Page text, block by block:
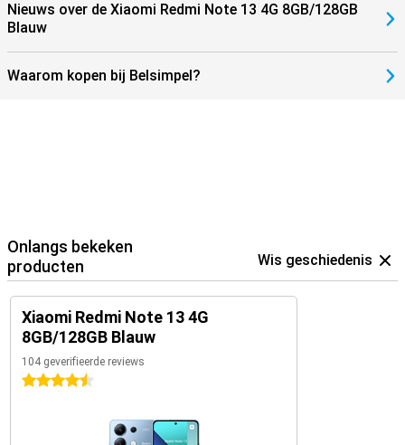
Nieuws over de Xiaomi Redmi Note 13 4G 8GB/128GB
Blauw
Waarom kopen bij Belsimpel?
Onlangs bekeken
producten
Wis geschiedenis
Xiaomi Redmi Note 13 4G
8GB/128GB Blauw
104 geverifieerde reviews
4.5 sterren